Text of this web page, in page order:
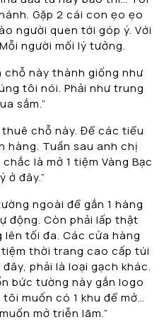
Gặp 2 cái con ẹo ẹo
người quen tới góp ý. Với
người mối lý tưởng.
chỗ này thành giống như
tôi nói. Phải như trung
sắm.”
chỗ này. Để các tiểu
hàng. Tuần sau anh chị
là mở 1 tiệm Vàng Bạc
ở đây.”
ngoài để gắn 1 hàng
động. Còn phải lấp thật
tối đa. Các cửa hàng
thời trang cao cấp túi
phải là loại gạch khác.
bức tường này gắn logo
muốn có 1 khu để mở…
mở triễn lãm.”